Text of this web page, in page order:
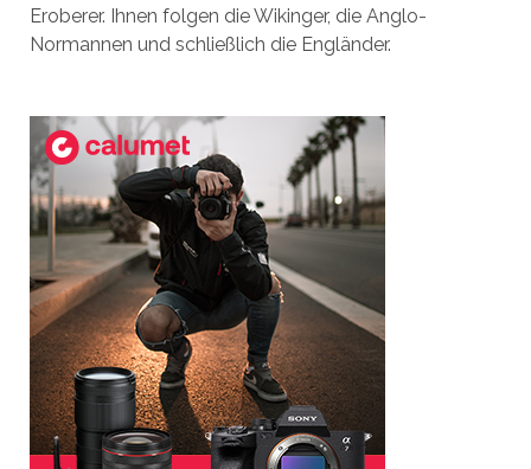
Eroberer. Ihnen folgen die Wikinger, die Anglo-
Normannen und schließlich die Engländer.